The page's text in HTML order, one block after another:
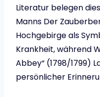
Literatur belegen
Manns Der
Hochgebirge als
Krankheit, während
Abbey“ (1798/1799)
persönlicher